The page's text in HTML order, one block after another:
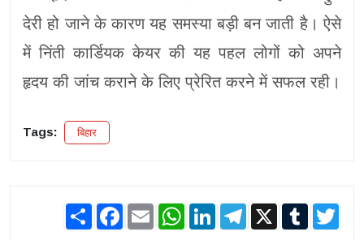
देरी हो जाने के कारण यह समस्या बड़ी बन जाती है। ऐसे
में निंती कार्डियक केयर की यह पहल लोगों को अपने
हृदय की जांच कराने के लिए प्रेरित करने में सफल रही।
Tags: बिहार
Share Facebook
Email WhatsAppLinkedInTelegram
X Tumblr